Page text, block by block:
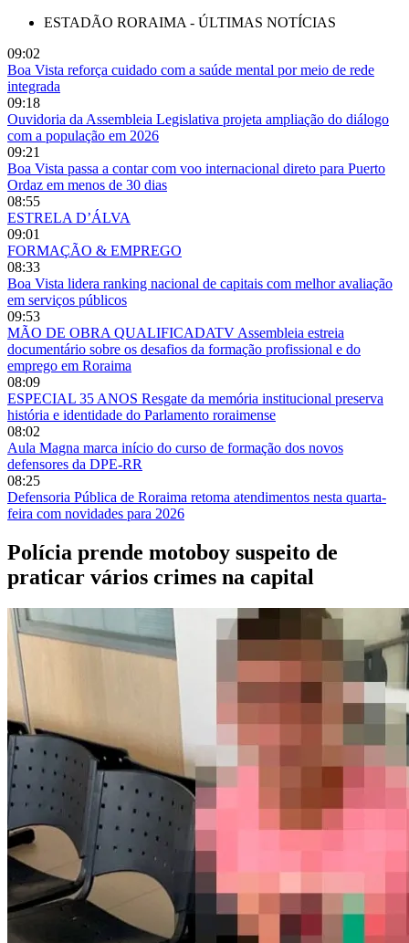
ESTADÃO RORAIMA - ÚLTIMAS NOTÍCIAS
09:02
Boa Vista reforça cuidado com a saúde mental por meio de rede
integrada
09:18
Ouvidoria da Assembleia Legislativa projeta ampliação do diálogo
com a população em 2026
09:21
Boa Vista passa a contar com voo internacional direto para Puerto
Ordaz em menos de 30 dias
08:55
ESTRELA D’ÁLVA
09:01
FORMAÇÃO & EMPREGO
08:33
Boa Vista lidera ranking nacional de capitais com melhor avaliação
em serviços públicos
09:53
MÃO DE OBRA QUALIFICADATV Assembleia estreia
documentário sobre os desafios da formação profissional e do
emprego em Roraima
08:09
ESPECIAL 35 ANOS Resgate da memória institucional preserva
história e identidade do Parlamento roraimense
08:02
Aula Magna marca início do curso de formação dos novos
defensores da DPE-RR
08:25
Defensoria Pública de Roraima retoma atendimentos nesta quarta-
feira com novidades para 2026
Polícia prende motoboy suspeito de
praticar vários crimes na capital